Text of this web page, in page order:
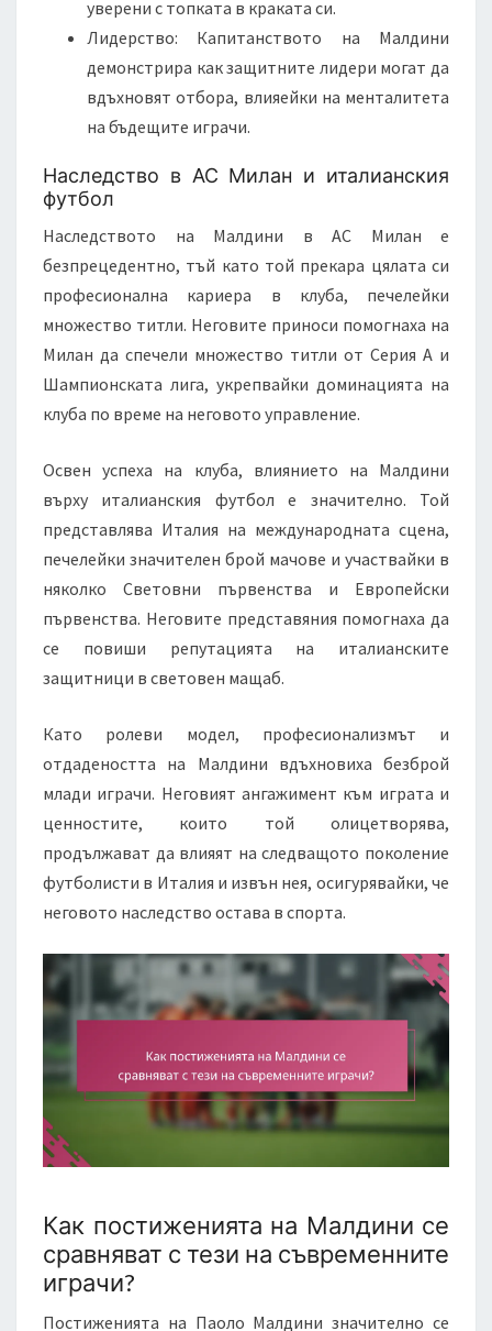
уверени с топката в краката си.
Лидерство: Капитанството на Малдини
демонстрира как защитните лидери могат да
вдъхновят отбора, влияейки на менталитета
на бъдещите играчи.
Наследство в АС Милан и италианския
футбол
Наследството на Малдини в АС Милан е
безпрецедентно, тъй като той прекара цялата си
професионална кариера в клуба, печелейки
множество титли. Неговите приноси помогнаха на
Милан да спечели множество титли от Серия А и
Шампионската лига, укрепвайки доминацията на
клуба по време на неговото управление.
Освен успеха на клуба, влиянието на Малдини
върху италианския футбол е значително. Той
представлява Италия на международната сцена,
печелейки значителен брой мачове и участвайки в
няколко Световни първенства и Европейски
първенства. Неговите представяния помогнаха да
се повиши репутацията на италианските
защитници в световен мащаб.
Като ролеви модел, професионализмът и
отдадеността на Малдини вдъхновиха безброй
млади играчи. Неговият ангажимент към играта и
ценностите, които той олицетворява,
продължават да влияят на следващото поколение
футболисти в Италия и извън нея, осигурявайки, че
неговото наследство остава в спорта.
Как постиженията на Малдини се
сравняват с тези на съвременните
играчи?
Постиженията на Паоло Малдини значително се